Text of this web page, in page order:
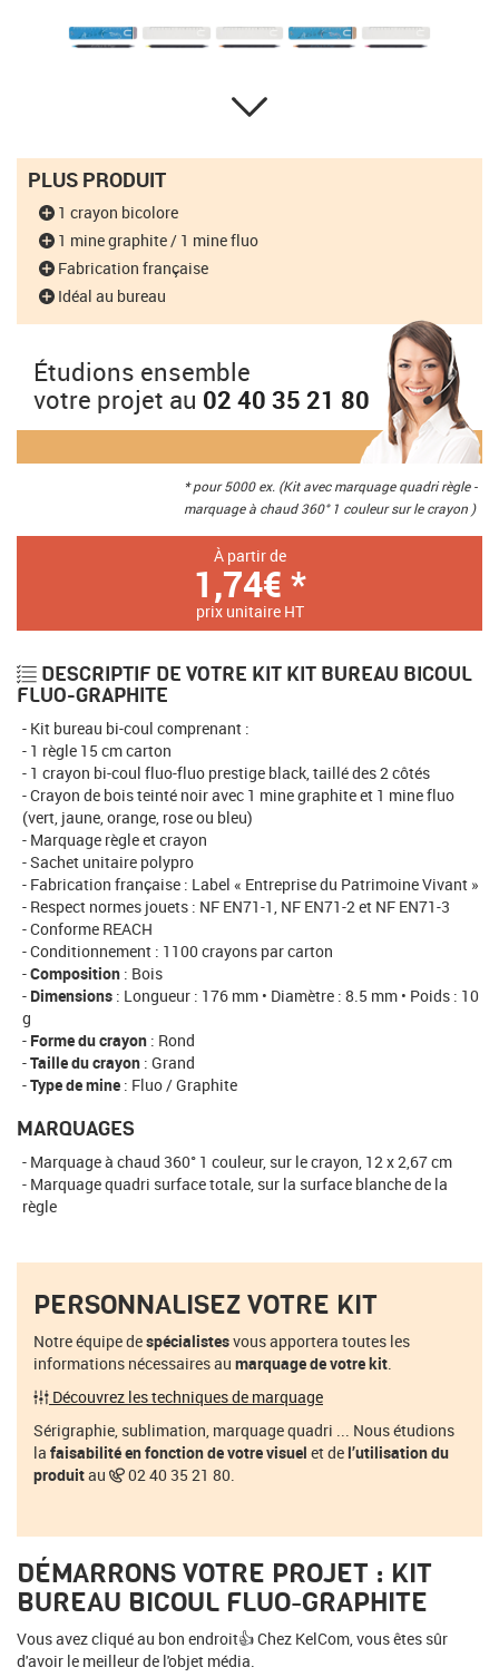
PLUS PRODUIT
1 crayon bicolore
1 mine graphite / 1 mine fluo
Fabrication française
Idéal au bureau
Étudions ensemble
votre projet au 02 40 35 21 80
* pour 5000 ex. (Kit avec marquage quadri règle -
marquage à chaud 360° 1 couleur sur le crayon )
À partir de
1,74€ *
prix unitaire HT
DESCRIPTIF DE VOTRE KIT KIT BUREAU BICOUL
FLUO-GRAPHITE
Kit bureau bi-coul comprenant :
1 règle 15 cm carton
1 crayon bi-coul fluo-fluo prestige black, taillé des 2 côtés
Crayon de bois teinté noir avec 1 mine graphite et 1 mine fluo
(vert, jaune, orange, rose ou bleu)
Marquage règle et crayon
Sachet unitaire polypro
Fabrication française : Label « Entreprise du Patrimoine Vivant »
Respect normes jouets : NF EN71-1, NF EN71-2 et NF EN71-3
Conforme REACH
Conditionnement : 1100 crayons par carton
Composition : Bois
Dimensions : Longueur : 176 mm • Diamètre : 8.5 mm • Poids : 10
g
Forme du crayon : Rond
Taille du crayon : Grand
Type de mine : Fluo / Graphite
MARQUAGES
Marquage à chaud 360° 1 couleur, sur le crayon, 12 x 2,67 cm
Marquage quadri surface totale, sur la surface blanche de la
règle
PERSONNALISEZ VOTRE KIT
Notre équipe despécialistesvous apportera toutes les
informations nécessaires au marquage de votre kit.
Découvrez les techniques de marquage
Sérigraphie, sublimation, marquage quadri ... Nous étudions
la faisabilité en fonction de votre visuel et del’utilisation du
produitau 02 40 35 21 80.
DÉMARRONS VOTRE PROJET : KIT
BUREAU BICOUL FLUO-GRAPHITE
Vous avez cliqué au bon endroit👍 Chez KelCom, vous êtes sûr
d'avoir le meilleur de l'objet média.